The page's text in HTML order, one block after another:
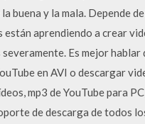
buena y la mala. Depende
aprendiendo a crear
Es mejor hablar
en AVI o descargar
mp3 de YouTube para
de descarga de todos